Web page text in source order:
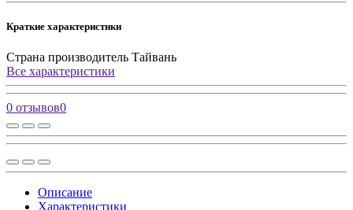
Краткие характеристики
Страна производитель Тайвань
Все характеристики
0 отзывов0
Описание
Характеристики